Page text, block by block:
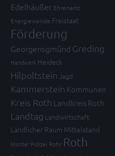
Edelhäußer Ehrenamt
Energiewende Freistaat
Förderung
Georgensgmünd Greding
Handwerk Heideck
Hilpoltstein Jagd
Kammerstein Kommunen
Kreis Roth Landkreis Roth
Landtag Landwirtschaft
Ländlicher Raum Mittelstand
Mortler Polizei Rohr Roth